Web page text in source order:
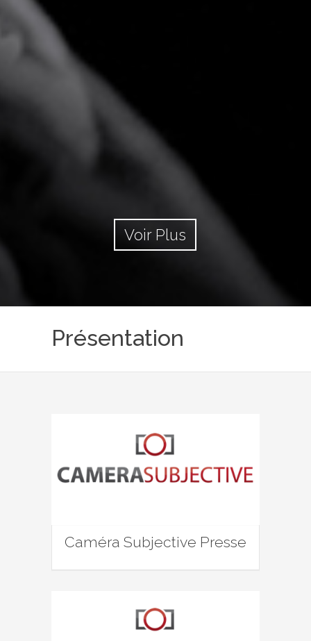
Voir Plus
Présentation
Caméra Subjective Presse